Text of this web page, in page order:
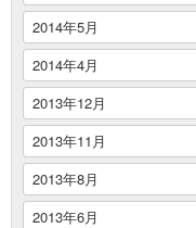
2014年5月
2014年4月
2013年12月
2013年11月
2013年8月
2013年6月